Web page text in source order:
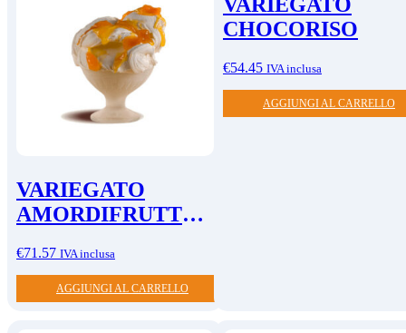
VARIEGATO
AMORDIFRUTTA
€71.57 IVA inclusa
AGGIUNGI AL CARRELLO
CHOCORISO
€54.45 IVA inclusa
AGGIUNGI AL CARRELLO